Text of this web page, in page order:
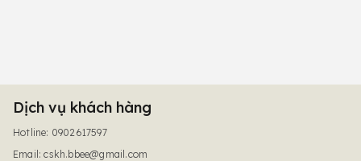
Dịch vụ khách hàng
Hotline: 0902617597
Email:cskh.bbee@gmail.com